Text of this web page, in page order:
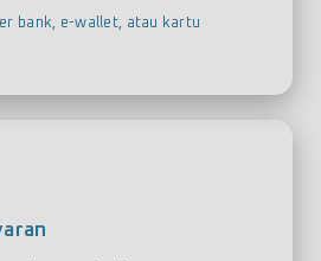
bank, e-wallet, atau kartu